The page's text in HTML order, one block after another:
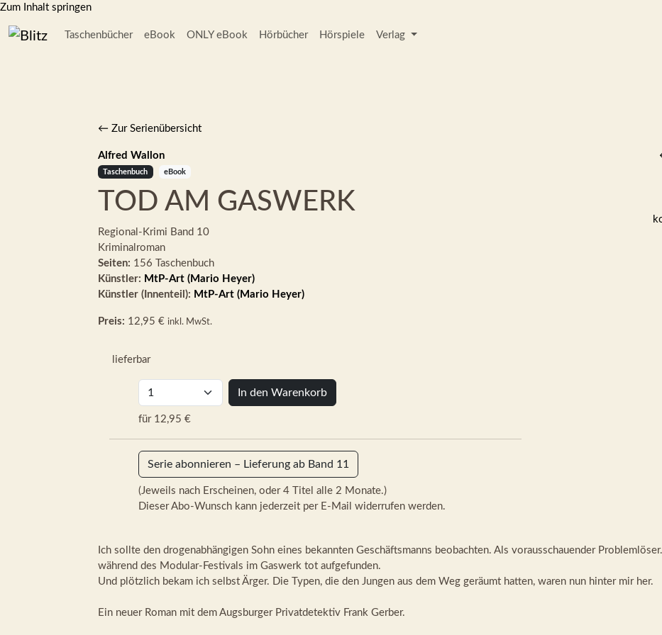
Zum Inhalt springen
Taschenbücher eBook ONLY eBook Hörbücher Hörspiele Verlag
← Zur Serienübersicht
Alfred Wallon
Taschenbuch eBook
TOD AM GASWERK
Regional-Krimi Band 10
Kriminalroman
Seiten: 156 Taschenbuch
Künstler: MtP-Art (Mario Heyer)
Künstler (Innenteil): MtP-Art (Mario Heyer)
Preis: 12,95 € inkl. MwSt.
lieferbar
In den Warenkorb
für 12,95 €
Serie abonnieren – Lieferung ab Band 11
(Jeweils nach Erscheinen, oder 4 Titel alle 2 Monate.)
Dieser Abo-Wunsch kann jederzeit per E-Mail widerrufen werden.
Ich sollte den drogenabhängigen Sohn eines bekannten Geschäftsmanns beobachten. Als vorausschauender
während des Modular-Festivals im Gaswerk tot aufgefunden.
Und plötzlich bekam ich selbst Ärger. Die Typen, die den Jungen aus dem Weg geräumt hatten, waren nun hinter mir her.
Ein neuer Roman mit dem Augsburger Privatdetektiv Frank Gerber.